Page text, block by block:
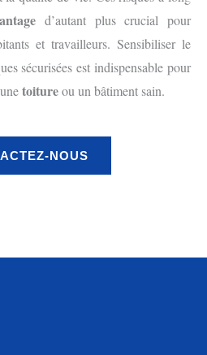
d’autant plus crucial pour
et travailleurs. Sensibiliser le
sécurisées est indispensable pour
toitureou un bâtiment sain.
NOUS